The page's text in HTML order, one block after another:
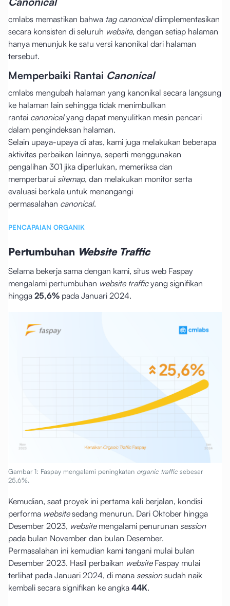
cmlabs memastikan bahwa tag canonicaldiimplementasikan
secara konsisten di seluruh website, dengan setiap halaman
hanya menunjuk ke satu versi kanonikal dari halaman
tersebut.
Memperbaiki Rantai Canonical
cmlabs mengubah halaman yang kanonikal secara langsung
ke halaman lain sehingga tidak menimbulkan
rantai canonicalyang dapat menyulitkan mesin pencari
dalam pengindeksan halaman.
Selain upaya-upaya di atas, kami juga melakukan beberapa
aktivitas perbaikan lainnya, seperti menggunakan
pengalihan 301 jika diperlukan, memeriksa dan
memperbarui sitemap, dan melakukan monitor serta
evaluasi berkala untuk menangangi
permasalahan canonical.
PENCAPAIAN ORGANIK
Pertumbuhan Website Traffic
Selama bekerja sama dengan kami, situs web Faspay
mengalami pertumbuhan website trafficyang signifikan
hingga 25,6% pada Januari 2024.
Gambar 1: Faspay mengalami peningkatan organic trafficsebesar
25,6%.
Kemudian, saat proyek ini pertama kali berjalan, kondisi
performa websitesedang menurun. Dari Oktober hingga
Desember 2023, website mengalami penurunan session
pada bulan November dan bulan Desember.
Permasalahan ini kemudian kami tangani mulai bulan
Desember 2023. Hasil perbaikan website Faspay mulai
terlihat pada Januari 2024, di mana sessionsudah naik
kembali secara signifikan ke angka 44K.